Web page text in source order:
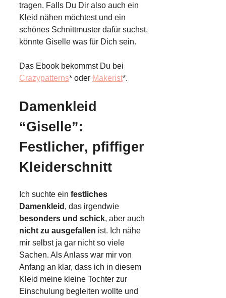
tragen. Falls Du Dir also auch ein
Kleid nähen möchtest und ein
schönes Schnittmuster dafür suchst,
könnte Giselle was für Dich sein.
Das Ebook bekommst Du bei
Crazypatterns* oder Makerist*.
Damenkleid
“Giselle”:
Festlicher, pfiffiger
Kleiderschnitt
Ich suchte ein festliches
Damenkleid , das irgendwie
besonders und schick, aber auch
nicht zu ausgefallen ist. Ich nähe
mir selbst ja gar nicht so viele
Sachen. Als Anlass war mir von
Anfang an klar, dass ich in diesem
Kleid meine kleine Tochter zur
Einschulung begleiten wollte und